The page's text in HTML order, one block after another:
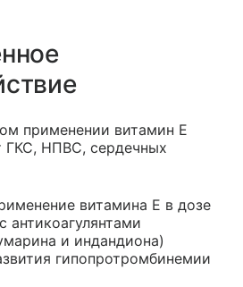
применении витамин Е
ГКС, НПВС, сердечных
витамина Е в дозе
антикоагулянтами
и индандиона)
гипопротромбинемии